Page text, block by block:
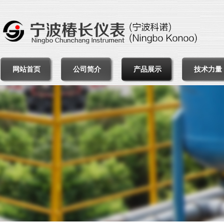
网站首页 公司简介 产品展示 技术力量